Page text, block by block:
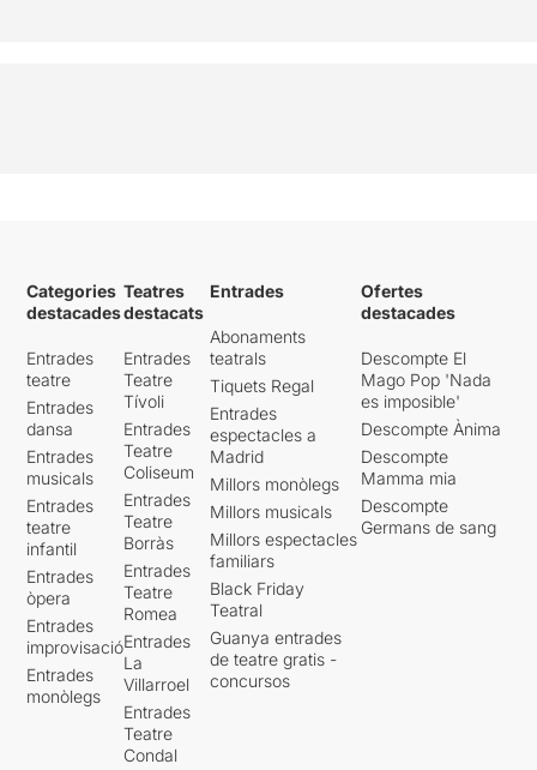
Categories
destacades
Entrades
teatre
Entrades
dansa
Entrades
musicals
Entrades
teatre
infantil
Entrades
òpera
Entrades
improvisació
Entrades
monòlegs
Teatres
destacats
Entrades
Teatre
Tívoli
Entrades
Teatre
Coliseum
Entrades
Teatre
Borràs
Entrades
Teatre
Romea
Entrades
La
Villarroel
Entrades
Teatre
Condal
Entrades
Abonaments
teatrals
Tiquets Regal
Entrades
espectacles a
Madrid
Millors monòlegs
Millors musicals
Millors espectacles
familiars
Black Friday
Teatral
Guanya entrades
de teatre gratis -
concursos
Ofertes
destacades
Descompte El
Mago Pop 'Nada
es imposible'
Descompte Ànima
Descompte
Mamma mia
Descompte
Germans de sang